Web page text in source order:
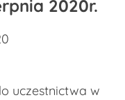
2020r.
uczestnictwa w